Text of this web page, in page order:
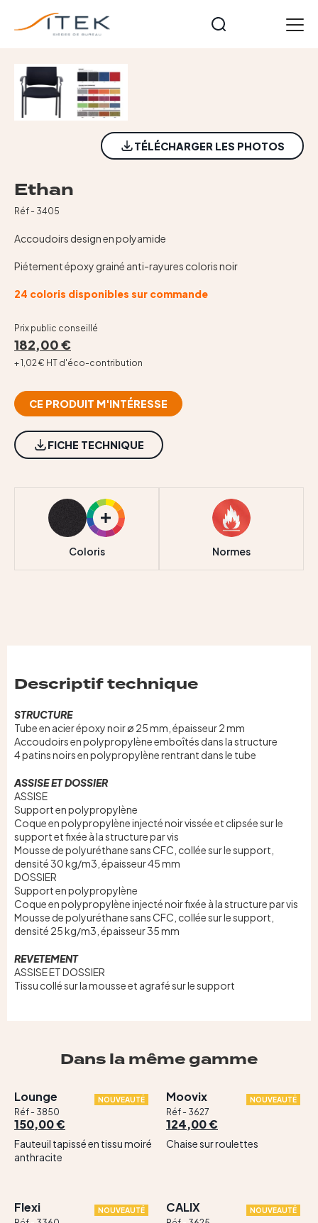
Accueil
Nos gammes
Cuir et Imitation Cuir
Technique
Tables et accessoires
Nos collections
Notre histoire
Actualités
Contact
TÉLÉCHARGER LES PHOTOS
Ethan
Réf - 3405
Accoudoirs design en polyamide
Piétement époxy grainé anti-rayures coloris noir
24 coloris disponibles sur commande
Prix public conseillé
182,00 €
+ 1,02 € HT d'éco-contribution
CE PRODUIT M'INTÉRESSE
FICHE TECHNIQUE
Coloris Normes
Descriptif technique
STRUCTURE
Tube en acier époxy noir ø 25 mm, épaisseur 2 mm
Accoudoirs en polypropylène emboîtés dans la structure
4 patins noirs en polypropylène rentrant dans le tube
ASSISE ET DOSSIER
ASSISE
Support en polypropylène
Coque en polypropylène injecté noir vissée et clipsée sur le
support et fixée à la structure par vis
Mousse de polyuréthane sans CFC, collée sur le support,
densité 30 kg/m3, épaisseur 45 mm
DOSSIER
Support en polypropylène
Coque en polypropylène injecté noir fixée à la structure par vis
Mousse de polyuréthane sans CFC, collée sur le support,
densité 25 kg/m3, épaisseur 35 mm
REVETEMENT
ASSISE ET DOSSIER
Tissu collé sur la mousse et agrafé sur le support
Dans la même gamme
NOUVEAUTÉ
Lounge
Réf - 3850
150,00 €
Fauteuil tapissé en tissu moiré
anthracite
NOUVEAUTÉ
Moovix
Réf - 3627
124,00 €
Chaise sur roulettes
NOUVEAUTÉ
Flexi NOUVEAUTÉ
CALIX